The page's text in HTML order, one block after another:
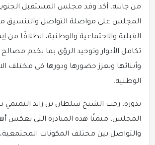
من جانبه، أكد وفد مجلس المستقبل
المجلس على مواصلة التواصل والتنسيق
القبلية والاجتماعية والوطنية، انطلاقًا من
تكامل الأدوار وتوحيد الرؤى بما يخدم
وأبنائها ويعزز حضورها ودورها في مختلف
الوطنية.
بدوره، رحب الشيخ سلطان بن زايد التميمي
المجلس، مثمنًا هذه المبادرة التي تعكس
والتواصل بين مختلف المكونات